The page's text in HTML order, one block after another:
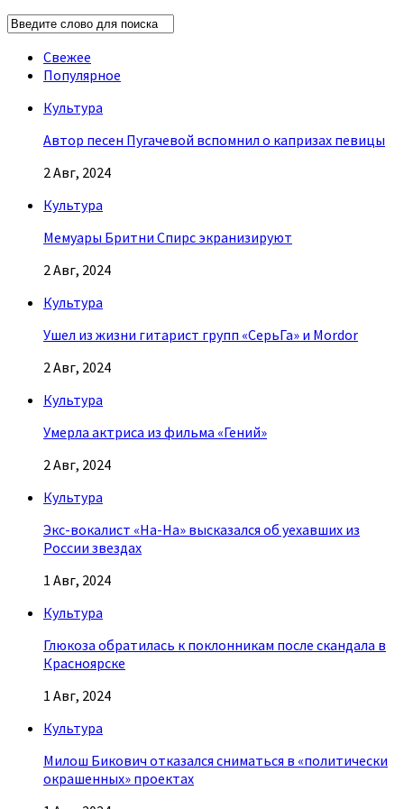
Свежее
Популярное
Культура
Автор песен Пугачевой вспомнил о капризах певицы
2 Авг, 2024
Культура
Мемуары Бритни Спирс экранизируют
2 Авг, 2024
Культура
Ушел из жизни гитарист групп «СерьГа» и Mordor
2 Авг, 2024
Культура
Умерла актриса из фильма «Гений»
2 Авг, 2024
Культура
Экс-вокалист «На-На» высказался об уехавших из
России звездах
1 Авг, 2024
Культура
Глюкоза обратилась к поклонникам после скандала в
Красноярске
1 Авг, 2024
Культура
Милош Бикович отказался сниматься в «политически
окрашенных» проектах